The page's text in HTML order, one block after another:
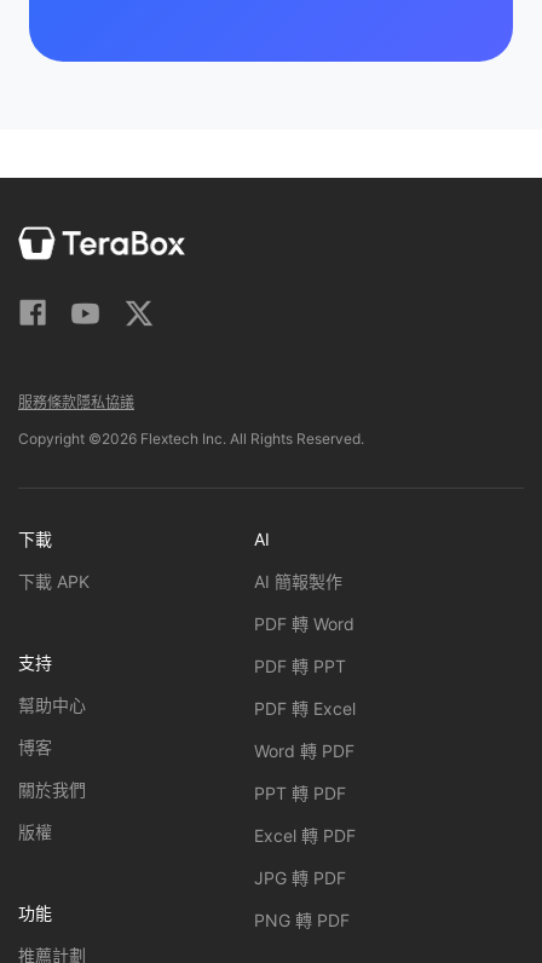
服務條款隱私協議
Copyright ©2026 Flextech Inc. All Rights Reserved.
下載
下載 APK
支持
幫助中心
博客
關於我們
版權
功能
推薦計劃
AI
AI 簡報製作
PDF 轉 Word
PDF 轉 PPT
PDF 轉 Excel
Word 轉 PDF
PPT 轉 PDF
Excel 轉 PDF
JPG 轉 PDF
PNG 轉 PDF